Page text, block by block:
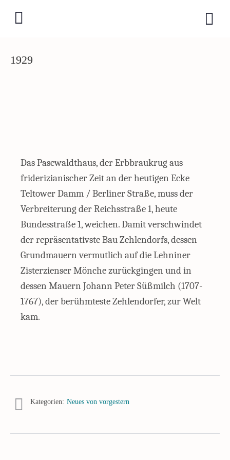
1929
Das Pasewaldthaus, der Erbbraukrug aus
friderizianischer Zeit an der heutigen Ecke
Teltower Damm / Berliner Straße, muss der
Verbreiterung der Reichsstraße 1, heute
Bundesstraße 1, weichen. Damit verschwindet
der repräsentativste Bau Zehlendorfs, dessen
Grundmauern vermutlich auf die Lehniner
Zisterzienser Mönche zurückgingen und in
dessen Mauern Johann Peter Süßmilch (1707-
1767), der berühmteste Zehlendorfer, zur Welt
kam.
Kategorien: Neues von vorgestern